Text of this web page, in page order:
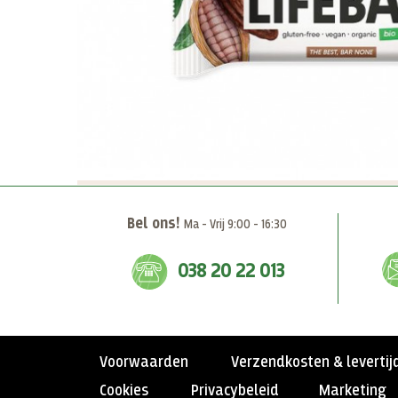
Bel ons!Ma - Vrij 9:00 - 16:30
038 20 22 013
Voorwaarden
Verzendkosten &
Cookies
Privacybeleid Marketing